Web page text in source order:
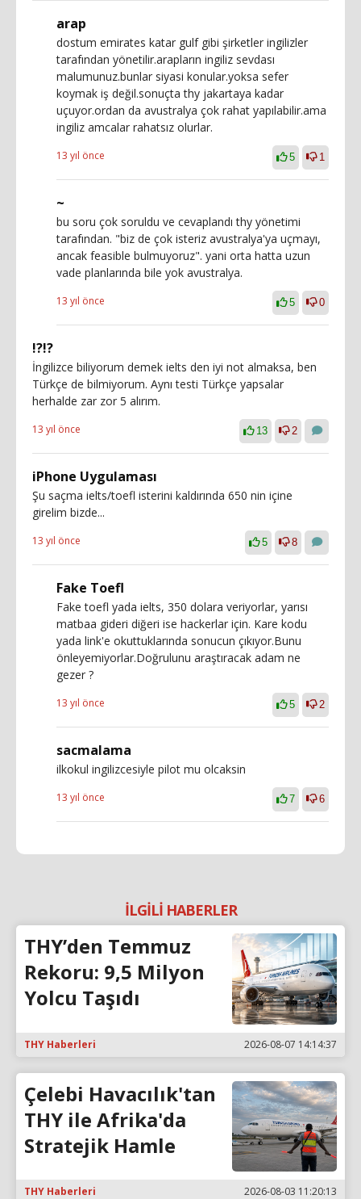
arap
dostum emirates katar gulf gibi şirketler ingilizler
tarafından yönetilir.arapların ingiliz sevdası
malumunuz.bunlar siyasi konular.yoksa sefer
koymak iş değil.sonuçta thy jakartaya kadar
uçuyor.ordan da avustralya çok rahat yapılabilir.ama
ingiliz amcalar rahatsız olurlar.
13 yıl önce 5 1
~
bu soru çok soruldu ve cevaplandı thy yönetimi
tarafından. "biz de çok isteriz avustralya'ya uçmayı,
ancak feasible bulmuyoruz". yani orta hatta uzun
vade planlarında bile yok avustralya.
13 yıl önce 5 0
!?!?
İngilizce biliyorum demek ielts den iyi not almaksa, ben
Türkçe de bilmiyorum. Aynı testi Türkçe yapsalar
herhalde zar zor 5 alırım.
13 yıl önce 13 2
iPhone Uygulaması
Şu saçma ielts/toefl isterini kaldırında 650 nin içine
girelim bizde...
13 yıl önce 5 8
Fake Toefl
Fake toefl yada ielts, 350 dolara veriyorlar, yarısı
matbaa gideri diğeri ise hackerlar için. Kare kodu
yada link'e okuttuklarında sonucun çıkıyor.Bunu
önleyemiyorlar.Doğrulunu araştıracak adam ne
gezer ?
13 yıl önce 5 2
sacmalama
ilkokul ingilizcesiyle pilot mu olcaksin
13 yıl önce 7 6
İLGİLİ HABERLER
THY’den Temmuz
Rekoru: 9,5 Milyon
Yolcu Taşıdı
THY Haberleri 2026-08-07 14:14:37
Çelebi Havacılık'tan
THY ile Afrika'da
Stratejik Hamle
THY Haberleri 2026-08-03 11:20:13